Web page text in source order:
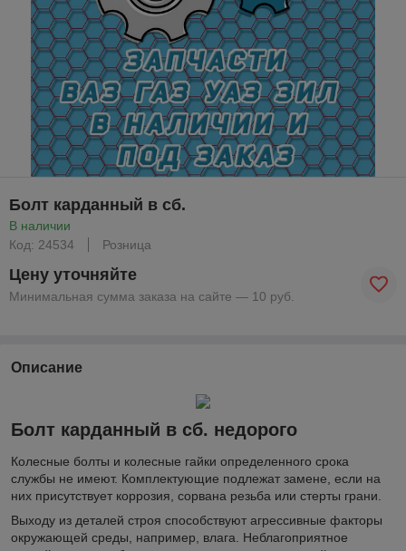
Болт карданный в сб.
В наличии
Код: 24534
Розница
Цену уточняйте
Минимальная сумма заказа на сайте — 10 руб.
Описание
Болт карданный в сб. недорого
Колесные болты и колесные гайки определенного срока
службы не имеют. Комплектующие подлежат замене, если на
них присутствует коррозия, сорвана резьба или стерты грани.
Выходу из деталей строя способствуют агрессивные факторы
окружающей среды, например, влага. Неблагоприятное